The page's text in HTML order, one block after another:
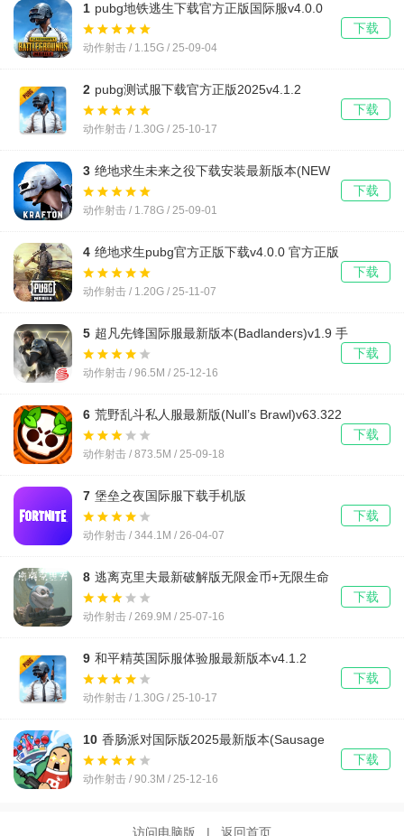
1 pubg地铁逃生下载官方正版国际服v4.0.0
动作射击 / 1.15G / 25-09-04
下载
2 pubg测试服下载官方正版2025v4.1.2
动作射击 / 1.30G / 25-10-17
下载
3 绝地求生未来之役下载安装最新版本(NEW
STATE Mobile)v0.9.84.718
动作射击 / 1.78G / 25-09-01
下载
4 绝地求生pubg官方正版下载v4.0.0 官方正版
动作射击 / 1.20G / 25-11-07
下载
5 超凡先锋国际服最新版本(Badlanders)v1.9 手
机版
动作射击 / 96.5M / 25-12-16
下载
6 荒野乱斗私人服最新版(Null’s Brawl)v63.322
动作射击 / 873.5M / 25-09-18
下载
7 堡垒之夜国际服下载手机版
(Fortnite)v40.10.0-52157884-Android 安卓版
动作射击 / 344.1M / 26-04-07
下载
8 逃离克里夫最新破解版无限金币+无限生命
v1.120.1
动作射击 / 269.9M / 25-07-16
下载
9 和平精英国际服体验服最新版本v4.1.2
动作射击 / 1.30G / 25-10-17
下载
10 香肠派对国际版2025最新版本(Sausage
Man)v19.62 官方正版
动作射击 / 90.3M / 25-12-16
下载
访问电脑版 | 返回首页